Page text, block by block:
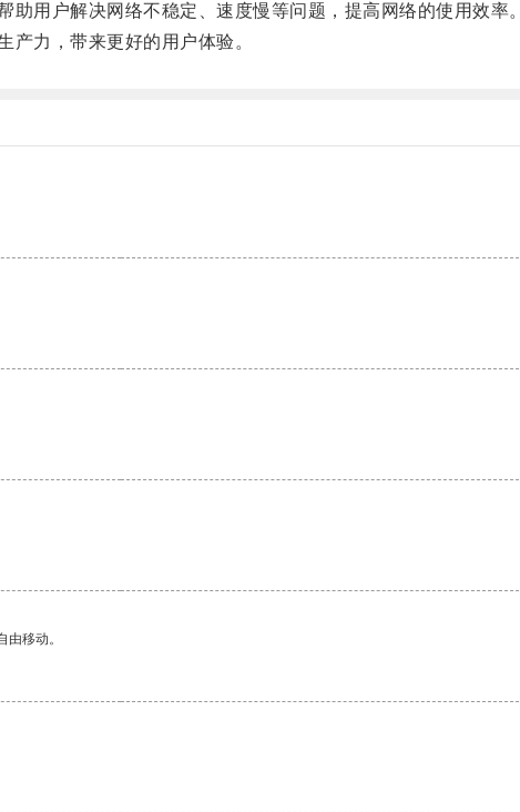
用户解决网络不稳定、速度慢等问题，提高网络的使用效率。
力，带来更好的用户体验。
移动。